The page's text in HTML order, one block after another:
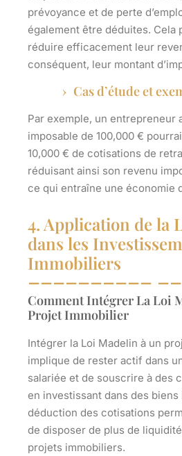
prévoyance et de perte
également être déduites. Cela
réduire efficacement leur
conséquent, leur montant
Cas d’étude et
Par exemple, un entrepreneur
imposable de 100,000 €
10,000 € de cotisations de
réduisant ainsi son revenu
ce qui entraîne une économie
4. Application de la
dans les
Immobiliers
Comment Intégrer La Loi
Projet Immobilier
Intégrer la Loi Madelin à un
implique de rester actif dans
salariée et de souscrire à des
en investissant dans des biens
déduction des cotisations
de disposer de plus de
projets immobiliers.